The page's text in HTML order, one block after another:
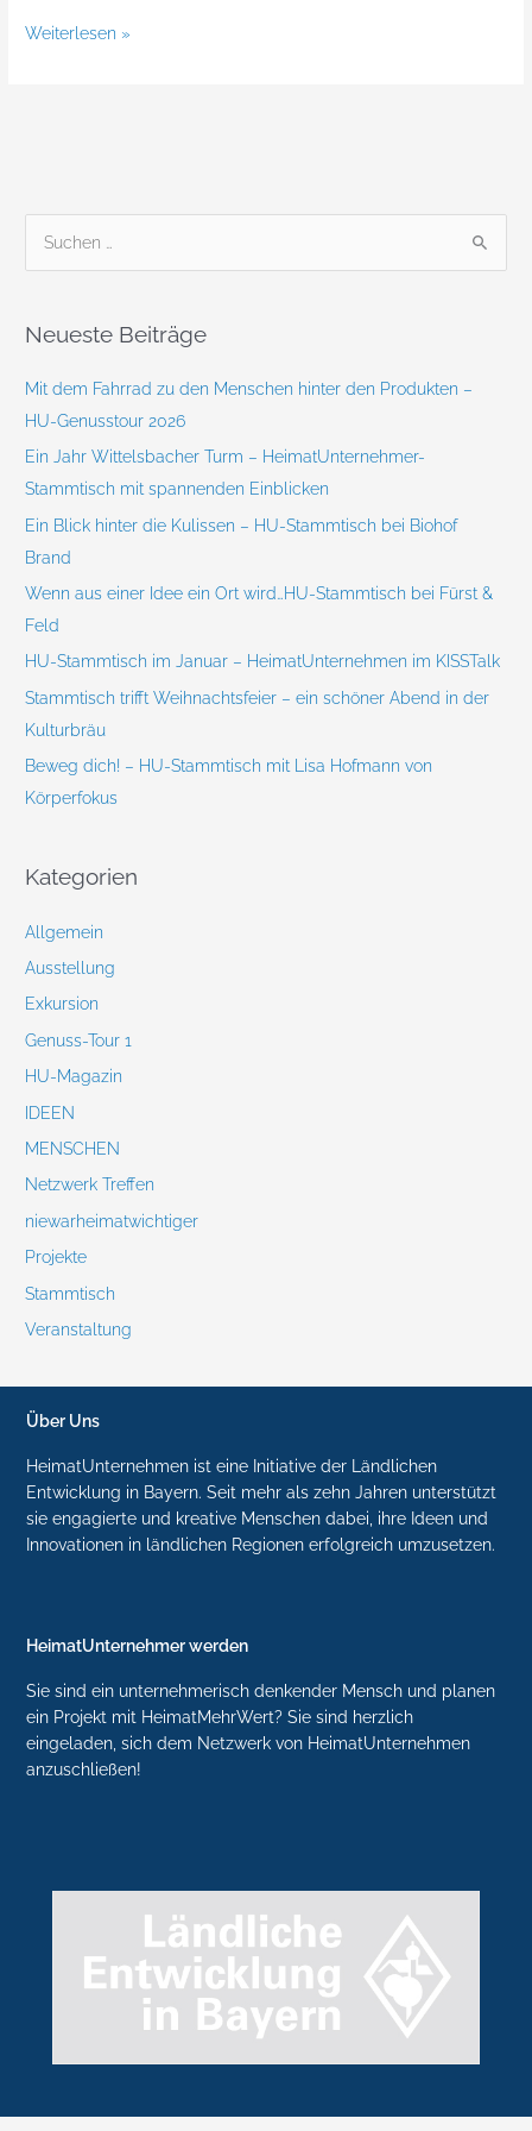
Weiterlesen »
h
h
:
Neueste Beiträge
Mit dem Fahrrad zu den Menschen hinter den Produkten –
HU-Genusstour 2026
Ein Jahr Wittelsbacher Turm – HeimatUnternehmer-
Stammtisch mit spannenden Einblicken
Ein Blick hinter die Kulissen – HU-Stammtisch bei Biohof
Brand
Wenn aus einer Idee ein Ort wird…HU-Stammtisch bei Fürst &
Feld
HU-Stammtisch im Januar – HeimatUnternehmen im KISSTalk
Stammtisch trifft Weihnachtsfeier – ein schöner Abend in der
Kulturbräu
Beweg dich! – HU-Stammtisch mit Lisa Hofmann von
Körperfokus
Kategorien
Allgemein
Ausstellung
Exkursion
Genuss-Tour 1
HU-Magazin
IDEEN
MENSCHEN
Netzwerk Treffen
niewarheimatwichtiger
Projekte
Stammtisch
Veranstaltung
Über Uns
HeimatUnternehmen ist eine Initiative der Ländlichen
Entwicklung in Bayern. Seit mehr als zehn Jahren unterstützt
sie engagierte und kreative Menschen dabei, ihre Ideen und
Innovationen in ländlichen Regionen erfolgreich umzusetzen.
HeimatUnternehmer werden
Sie sind ein unternehmerisch denkender Mensch und planen
ein Projekt mit HeimatMehrWert? Sie sind herzlich
eingeladen, sich dem Netzwerk von HeimatUnternehmen
anzuschließen!